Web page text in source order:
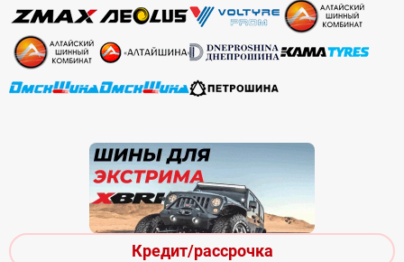
Кредит/рассрочка